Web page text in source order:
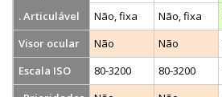
. Articulável
Não, fixa Não, fixa
Visor ocular
Não Não
Escala ISO
80-3200 80-3200